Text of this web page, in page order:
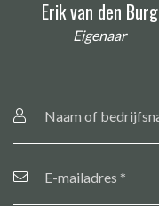
Erik van den Burg
Eigenaar
of
mailadres *